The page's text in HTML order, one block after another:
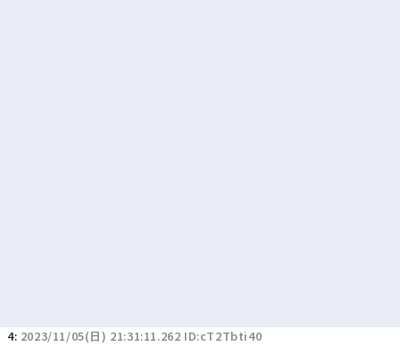
4: 2023/11/05(日) 21:31:11.262 ID:cT2Tbti40